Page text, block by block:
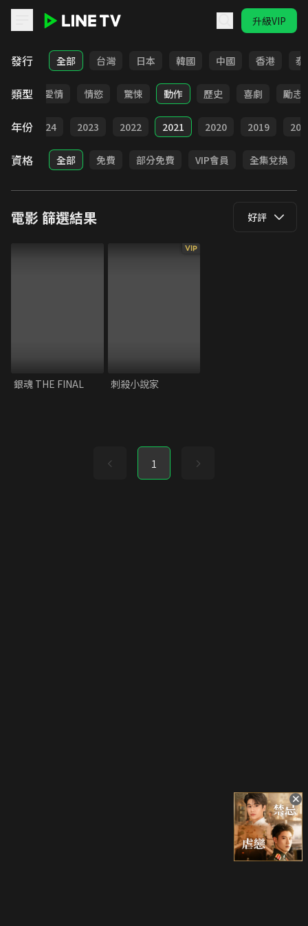
升級VIP
LINE TV - 電影
發行 全部 台灣 日本 韓國 中國 香港 泰
類型
全部 愛情 情慾 驚悚 動作 歷史 喜劇 勵志
年份 2024 2023 2022 2021 2020 2019
資格 全部 免費 部分免費 VIP會員 全集兌換
電影篩選結果 好評
銀魂 THE FINAL
VIP
刺殺小說家
1